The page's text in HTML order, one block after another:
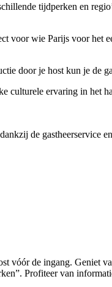
tijdperken en
voor wie Parijs voor het
door je host kun je de
culturele ervaring in het
de gastheerservice
vóór de ingang. Geniet
Profiteer van